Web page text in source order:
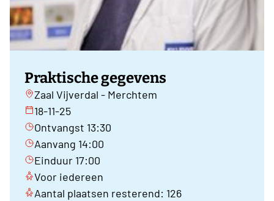
Praktische gegevens
Zaal Vijverdal - Merchtem
18-11-25
Ontvangst 13:30
Aanvang 14:00
Einduur 17:00
Voor iedereen
Aantal plaatsen resterend: 126